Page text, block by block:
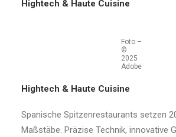
Hightech & Haute Cuisine
Foto –
©
2025
Adobe
Hightech & Haute Cuisine
Spanische Spitzenrestaurants setzen
Maßstäbe. Präzise Technik, innovative